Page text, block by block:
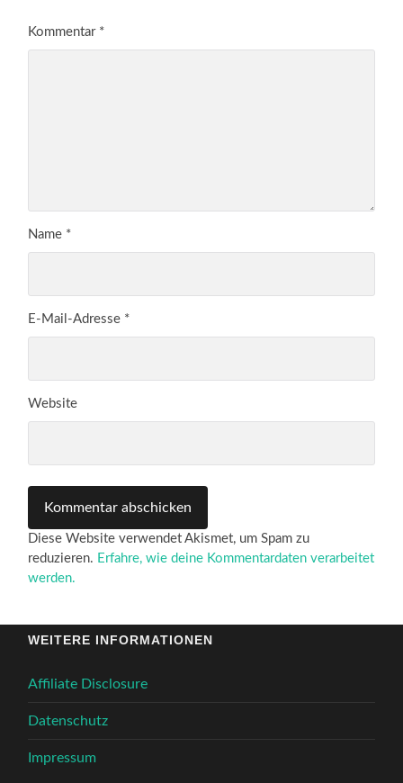
Kommentar *
Name *
E-Mail-Adresse *
Website
Diese Website verwendet Akismet, um Spam zu
reduzieren. Erfahre, wie deine Kommentardaten verarbeitet
werden.
WEITERE INFORMATIONEN
Affiliate Disclosure
Datenschutz
Impressum